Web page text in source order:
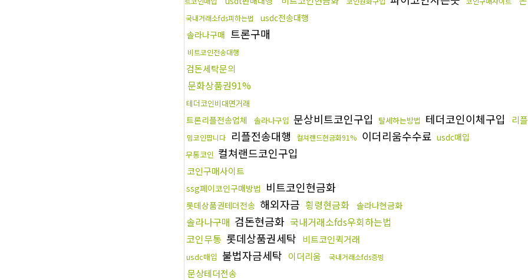
국내거래소fds피하는법
usdc전송대행
솔라나구매 트론구매
비트코인전송대행
검돈세탁문의
문화상품권91%
테더코인비대면거래
트론리플전송업체 솔라나구입 문상비트코인구입 탈세하는방법 테더코인이체구입 리
밈코인팝니다 리플전송대행 컬쳐랜드현금화91% 이더리움수수료 usdc매입
무통코인 컬쳐랜드코인구입
코인구매사이트
ssg페이코인구매방법 비트코인현금화
롯데상품권테더전송 해외자금 횡령현금화 솔라나현금화
솔라나구매 검돈현금화 국내거래소fds우회하는법
코인무통 롯데상품권세탁 비트코인퀵거래
usdc매입 불법자금세탁 이더리움 국내거래소fds증빙
문상테더전송